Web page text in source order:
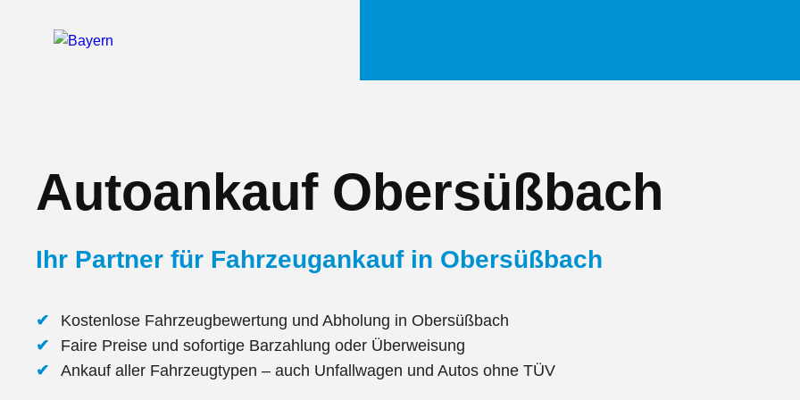
Autoankauf Obersüßbach
Ihr Partner für Fahrzeugankauf in Obersüßbach
Kostenlose Fahrzeugbewertung und Abholung in Obersüßbach
Faire Preise und sofortige Barzahlung oder Überweisung
Ankauf aller Fahrzeugtypen – auch Unfallwagen und Autos ohne TÜV